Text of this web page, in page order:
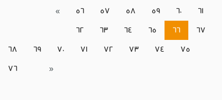
« 56 57 58 59 60 61
62 63 64 65 66 67
68 69 70 71 72 73 74 75
76 »